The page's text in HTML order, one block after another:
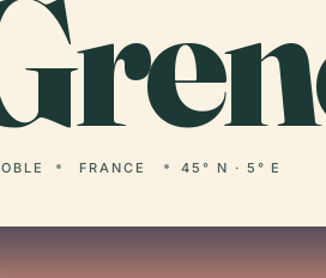
FRANCE 45° N · 5° E